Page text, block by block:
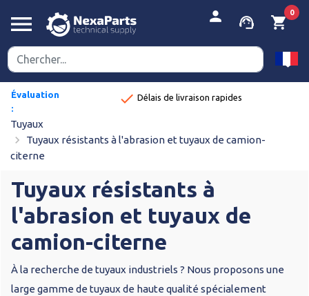
menu person support_agent shopping_cart
0
Évaluation
:
8,9/10
done Délais de livraison rapides
Tuyaux
navigate_next
Tuyaux résistants à l'abrasion et tuyaux de camion-
citerne
Tuyaux résistants à
l'abrasion et tuyaux de
camion-citerne
À la recherche de tuyaux industriels ? Nous proposons une
large gamme de tuyaux de haute qualité spécialement